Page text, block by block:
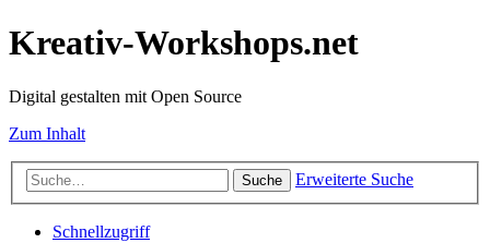
Kreativ-Workshops.net
Digital gestalten mit Open Source
Zum Inhalt
Suche Erweiterte Suche
Schnellzugriff